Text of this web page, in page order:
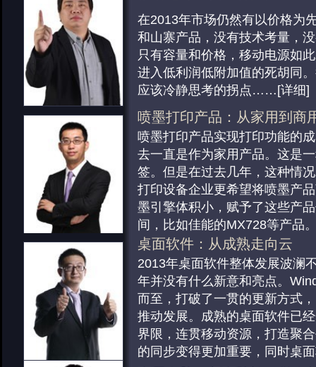
变形本的标配，这也让新派笔
了“敲……[详细]
平板电脑：市场趋于成熟竞
又到年底回顾时间，总体看
场增长趋势依然明显。苹果、
Amazon、微软这五大巨头之间
烈。尽管如此，平板电脑市场
间仍然很大，今年融合型平板
无论是异军突起的通话平板，
笔……[详细]
[详细]
小型相机类产品：差异化争
小型相机这块同样因为没有达
以并没有太多给力的产品出现
今年1/1.7寸的相机越来越多了
宾得等等厂商也推出了相关的
的情况主要还是因为1/2.3寸的
具备那么高的区分度，所以才
细]
影像产品：期待明年一切会
2013年马上就要过去了，相比
业的极度热闹，2013年显得平
是年初的CES，CP+还是年后
会，2013年的影像行业并没有
的东西，出现这样的情况其实
2012年我们经历的太好，而影
没有 ……[详细]
影像产品：期待明年一切会
2013年马上就要过去了，相比
业的极度热闹，2013年显得平
由于2012年，PC行业已经出现
身为这个行业的局内人，所有
于现状。就拿主板行业的巨头
说，技术研发，产品规划甚至
刀见红。为了赚得关注度，主
蹊径，诸如B85及H87主板通过
式来实……[详细]
CPU：跨界和融合成为新“出
“融合”的概念将成为未来处理
势。在处理器性能过剩的今天
增加处理器物理核心数量和提
标显然是不符合消费者购买需
能均衡化和多元化支持成为时
代重要的方向。在当今讲究一个
[详细]
机箱：价格走低 品质走强
2013年游戏机箱市场拼杀异常
不出游戏机箱都不好意思跟别
在机箱领域，游戏机箱依然占
在2013年市场仍然有以价格为
和山寨产品，没有技术考量，
只有容量和价格，移动电源如
进入低利润低附加值的死胡同
应该冷静思考的拐点……[详细]
数码配件：品牌价值越发凸
在很多人眼中数码配件无非就
套，贴膜，支架等产品，不是
西，但是伴随苹果iPhone类高
类高价平板产品的推出，保护
实用小配件已经被人们所重视
HiFi音乐耳机：高端新品推
今年的HiFi耳机新品肯定无法
万元级新品的推出速度放缓，
消费级市场逐渐妥协，未来或
HiFi又前卫的耳机产品，而且
潜移默化的影响着耳机市场的
面，圈铁耳塞这项技术开始被
喷墨打印产品：从家用到商
喷墨打印产品实现打印功能的
去一直是作为家用产品。这是
签。但是在过去几年，这种情
打印设备企业更希望将喷墨产
墨引擎体积小，赋予了这些产
间，比如佳能的MX728等产品
一……[详细]
激光打印产品：企业之间打
2013年激光打印产品领域，表
惊正常更新换代，但是背地里
这一年的关键词，可以说就是
的打印企业，都在今年宣布在
面，也使用鼓粉分离技术来降
桌面软件：从成熟走向云
2013年桌面软件整体发展波澜
年并没有什么新意和亮点。
而至，打破了一贯的更新方式
推动发展。成熟的桌面软件已
界限，连贯移动资源，打造聚
的同步变得更加重要，同时桌